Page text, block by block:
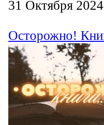
31 Октября 2024
Осторожно!